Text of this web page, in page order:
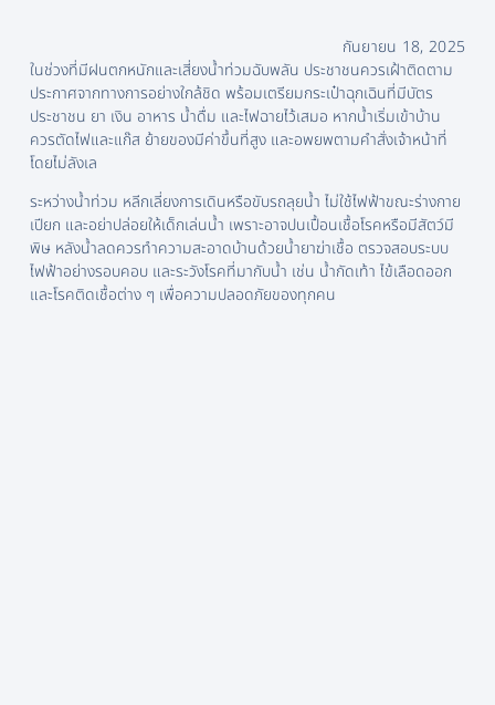
กันยายน 18, 2025
ในช่วงที่มีฝนตกหนักและเสี่ยงน้ำท่วมฉับพลัน ประชาชนควรเฝ้าติดตาม
ประกาศจากทางการอย่างใกล้ชิด พร้อมเตรียมกระเป๋าฉุกเฉินที่มีบัตร
ประชาชน ยา เงิน อาหาร น้ำดื่ม และไฟฉายไว้เสมอ หากน้ำเริ่มเข้าบ้าน
ควรตัดไฟและแก๊ส ย้ายของมีค่าขึ้นที่สูง และอพยพตามคำสั่งเจ้าหน้าที่
โดยไม่ลังเล
ระหว่างน้ำท่วม หลีกเลี่ยงการเดินหรือขับรถลุยน้ำ ไม่ใช้ไฟฟ้าขณะร่างกาย
เปียก และอย่าปล่อยให้เด็กเล่นน้ำ เพราะอาจปนเปื้อนเชื้อโรคหรือมีสัตว์มี
พิษ หลังน้ำลดควรทำความสะอาดบ้านด้วยน้ำยาฆ่าเชื้อ ตรวจสอบระบบ
ไฟฟ้าอย่างรอบคอบ และระวังโรคที่มากับน้ำ เช่น น้ำกัดเท้า ไข้เลือดออก
และโรคติดเชื้อต่าง ๆ เพื่อความปลอดภัยของทุกคน